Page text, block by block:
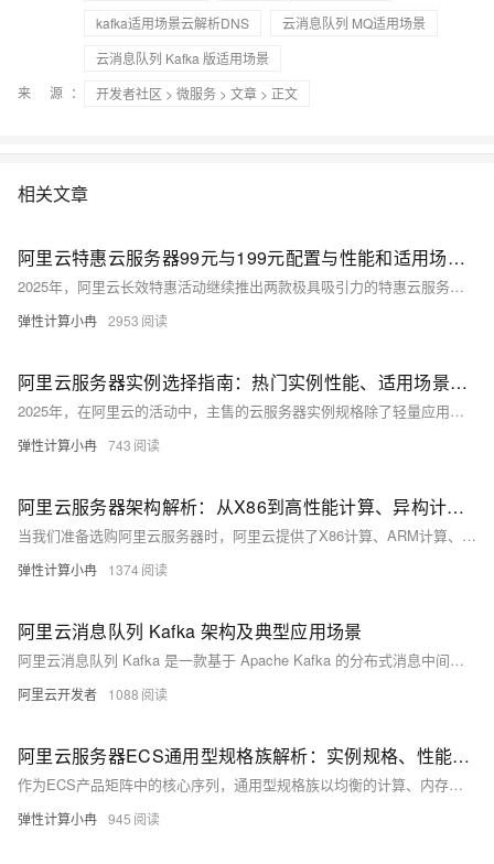
kafka适用场景云解析DNS
云消息队列 MQ适用场景
云消息队列 Kafka 版适用场景
来 源：
开发者社区 > 微服务 > 文章 > 正文
相关文章
阿里云特惠云服务器99元与199元配置与性能和适用场景解析：高性价比之选
2025年，阿里云长效特惠活动继续推出两款极具吸引力的特惠云服务器套餐：99元1年的经济型e实例2核2G云服务器和199元1年的通用算力型u1实例2核4G云服务器。这两款云服务器不仅价格亲民，而且性能稳定可靠，为入门级用户和普通企业级用户提供了理想的选择。本文将对这两款云服务器进行深度剖析，包括配置介绍、实例规格、使用场景、性能表现以及购买策略等方面，帮助用户更好地了解这两款云服务器，以供参考和选择。
弹性计算小冉 2953
阿里云服务器实例选择指南：热门实例性能、适用场景解析对比参考
2025年，在阿里云的活动中，主售的云服务器实例规格除了轻量应用服务器之外，还有经济型e、通用算力型u1、计算型c8i、通用型g8i、计算型c7、计算型c8y、通用型g7、通用型g8y、内存型r7、内存型r8y等，以满足不同用户的需求。然而，面对众多实例规格，用户往往感到困惑，不知道如何选择。本文旨在全面解析阿里云服务器实例的各种类型，包括经济型、通用算力型、计算型、通用型和内存型等，以供参考和选择。
弹性计算小冉 743
阿里云服务器架构解析：从X86到高性能计算、异构计算等不同架构性能、适用场景及选择参考
当我们准备选购阿里云服务器时，阿里云提供了X86计算、ARM计算、GPU/FPGA/ASIC、弹性裸金属服务器以及高性能计算等多种架构，每种架构都有其独特的特点和适用场景。本文将详细解析这些架构的区别，探讨它们的主要特点和适用场景，并为用户提供选择云服务器架构的全面指南。
弹性计算小冉 1374
阿里云消息队列 Kafka 架构及典型应用场景
阿里云消息队列 Kafka 是一款基于 Apache Kafka 的分布式消息中间件，支持消息发布与订阅模型，满足微服务解耦、大数据处理及实时流数据分析需求。其通过存算分离架构优化成本与性能，提供基础版、标准版和专业版三种 Serverless 版本，分别适用于不同业务场景，最高 SLA 达 99.99%。阿里云 Kafka 还具备弹性扩容、多可用区部署、冷热数据缓存隔离等特性，并支持与 Flink、MaxCompute 等生态工具无缝集成，广泛应用于用户行为分析、数据入库等场景，显著提升数据处理效率与实时性。
阿里云开发者 1088
阿里云服务器ECS通用型规格族解析：实例规格、性能基准与场景化应用指南
作为ECS产品矩阵中的核心序列，通用型规格族以均衡的计算、内存、网络和存储性能著称，覆盖从基础应用到高性能计算的广泛场景。通用型规格族属于独享型云服务器，实例采用固定CPU调度模式，实例的每个CPU绑定到一个物理CPU超线程，实例间无CPU资源争抢，实例计算性能稳定且有严格的SLA保证，在性能上会更加稳定，高负载情况下也不会出现资源争夺现象。本文将深度解析阿里云ECS通用型规格族的技术架构、实例规格特性、最新价格政策及典型应用场景，为云计算选型提供参考。
弹性计算小冉 945